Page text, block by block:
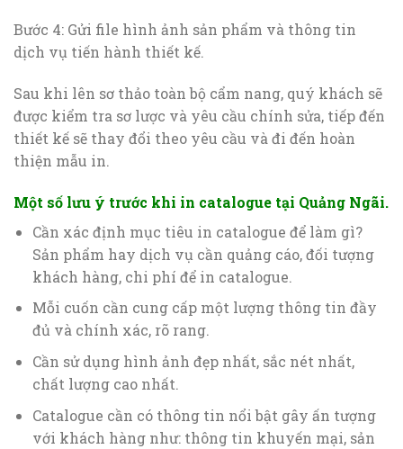
Bước 4: Gửi file hình ảnh sản phẩm và thông tin
dịch vụ tiến hành thiết kế.
Sau khi lên sơ thảo toàn bộ cẩm nang, quý khách sẽ
được kiểm tra sơ lược và yêu cầu chính sửa, tiếp đến
thiết kế sẽ thay đổi theo yêu cầu và đi đến hoàn
thiện mẫu in.
Một số lưu ý trước khi in catalogue tại Quảng Ngãi.
Cần xác định mục tiêu in catalogue để làm gì?
Sản phẩm hay dịch vụ cần quảng cáo, đối tượng
khách hàng, chi phí để in catalogue.
Mỗi cuốn cần cung cấp một lượng thông tin đầy
đủ và chính xác, rõ rang.
Cần sử dụng hình ảnh đẹp nhất, sắc nét nhất,
chất lượng cao nhất.
Catalogue cần có thông tin nổi bật gây ấn tượng
với khách hàng như: thông tin khuyến mại, sản